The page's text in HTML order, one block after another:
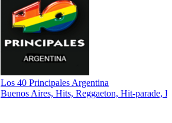
Los 40 Principales Argentina
Buenos Aires, Hits, Reggaeton, Hit-parade,